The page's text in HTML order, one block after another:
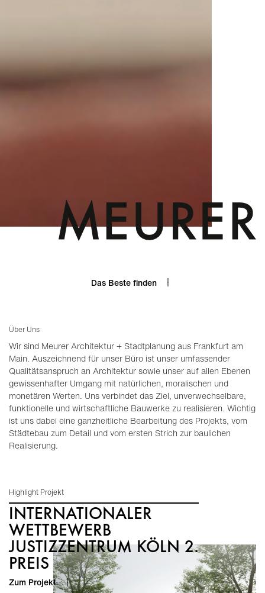
Das Bestefinden
Über Uns
Wir sind Meurer Architektur + Stadtplanung aus Frankfurt am
Main. Auszeichnend für unser Büro ist unser umfassender
Qualitätsanspruch an Architektur sowie unser auf allen Ebenen
gewissenhafter Umgang mit natürlichen, moralischen und
monetären Werten. Uns verbindet das Ziel, unverwechselbare,
funktionelle und wirtschaftliche Bauwerke zu realisieren. Wichtig
ist uns dabei eine ganzheitliche Bearbeitung des Projekts, vom
Städtebau zum Detail und vom ersten Strich zur baulichen
Realisierung.
Highlight Projekt
INTERNATIONALER
WETTBEWERB
JUSTIZZENTRUM KÖLN 2.
PREIS
Zum Projekt